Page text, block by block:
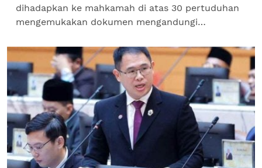
dihadapkan ke mahkamah di atas 30 pertuduhan
mengemukakan dokumen mengandungi
Program Daya Kerjaya 2.0...